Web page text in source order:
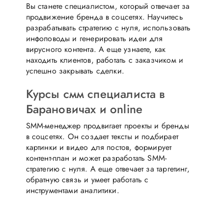
Вы станете специалистом, который отвечает за
продвижение бренда в соцсетях. Научитесь
разрабатывать стратегию с нуля, использовать
инфоповоды и генерировать идеи для
вирусного контента. А еще узнаете, как
находить клиентов, работать с заказчиком и
успешно закрывать сделки.
Курсы смм специалиста в
Барановичах и online
SMM-менеджер продвигает проекты и бренды
в соцсетях. Он создает тексты и подбирает
картинки и видео для постов, формирует
контент-план и может разработать SMM-
стратегию с нуля. А еще отвечает за таргетинг,
обратную связь и умеет работать с
инструментами аналитики.